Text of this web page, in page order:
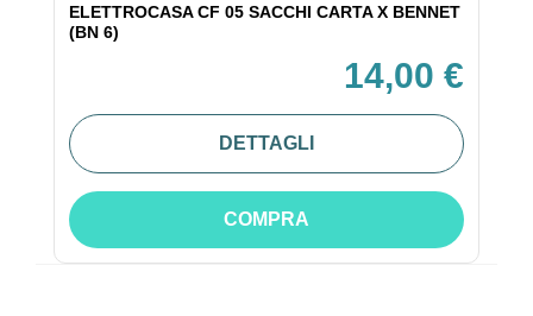
ELETTROCASA CF 05 SACCHI CARTA X BENNET
(BN 6)
14,00 €
DETTAGLI
COMPRA